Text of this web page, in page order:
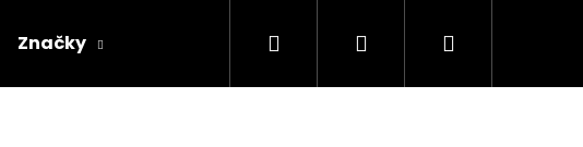
Značky Hledat PřihlášeníNákupní